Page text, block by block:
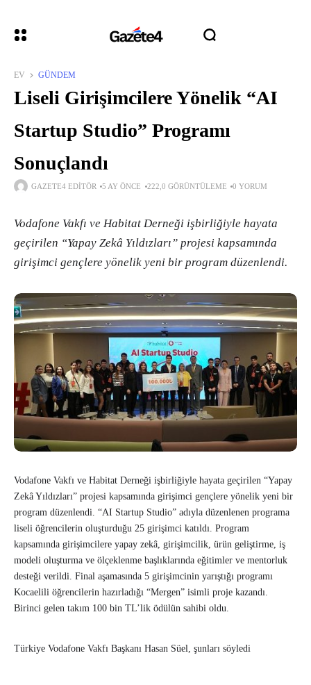
EV GÜNDEM
Liseli Girişimcilere Yönelik “AI
Startup Studio” Programı
Sonuçlandı
GAZETE4 EDITÖR 5 AY ÖNCE 222,0 GÖRÜNTÜLEME 0 YORUM
Vodafone Vakfı ve Habitat Derneği işbirliğiyle hayata
geçirilen “Yapay Zekâ Yıldızları” projesi kapsamında
girişimci gençlere yönelik yeni bir program düzenlendi.
Vodafone Vakfı ve Habitat Derneği işbirliğiyle hayata geçirilen “Yapay
Zekâ Yıldızları” projesi kapsamında girişimci gençlere yönelik yeni bir
program düzenlendi. “AI Startup Studio” adıyla düzenlenen programa
liseli öğrencilerin oluşturduğu 25 girişimci katıldı. Program
kapsamında girişimcilere yapay zekâ, girişimcilik, ürün geliştirme, iş
modeli oluşturma ve ölçeklenme başlıklarında eğitimler ve mentorluk
desteği verildi. Final aşamasında 5 girişimcinin yarıştığı programı
Kocaelili öğrencilerin hazırladığı “Mergen” isimli proje kazandı.
Birinci gelen takım 100 bin TL’lik ödülün sahibi oldu.
Türkiye Vodafone Vakfı Başkanı Hasan Süel, şunları söyledi